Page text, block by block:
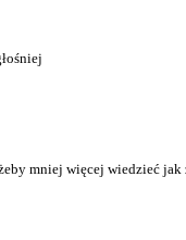
mniej więcej wiedzieć jak